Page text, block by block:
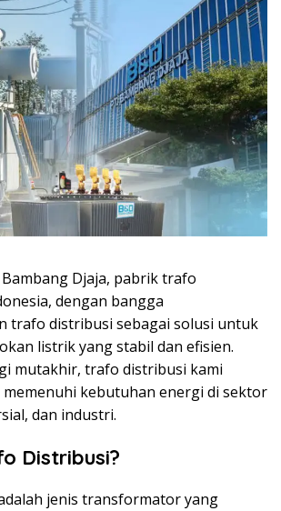
Djaja, pabrik trafo
dengan bangga
trafo distribusi sebagai solusi untuk
listrik yang stabil dan efisien.
mutakhir, trafo distribusi kami
kebutuhan energi di sektor
dan industri.
Distribusi?
jenis transformator yang